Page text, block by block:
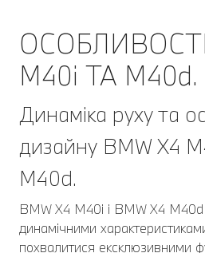
ОСОБЛИВОСТІ
M40i ТА M40d.
Динаміка руху та
дизайну BMW X4
M40d.
BMW X4 M40i і BMW X4 M40d
динамічними
похвалитися ексклюзивними